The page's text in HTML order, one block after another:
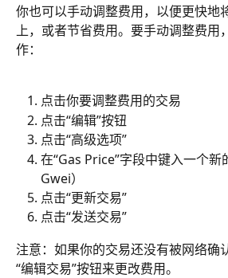
你也可以手动调整费用，以便更快地
上，或者节省费用。要手动调整费用
作：
点击你要调整费用的交易
点击“编辑”按钮
点击“高级选项”
在“Gas Price”字段中键入一个新
Gwei）
点击“更新交易”
点击“发送交易”
注意：如果你的交易还没有被网络确
“编辑交易”按钮来更改费用。